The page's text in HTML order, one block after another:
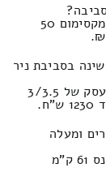
פלוס פירוק של עסק, עלותה של העברת תאגיד מקסימום 50
בסביבת ניר
יחד עם אריזה של בית עסק, מחירי הובלת בתי עסק של 3/3.5
משרד בסביבת ניר צבי 4 חדרים ומעלה
יחד עם טיפולי אריזה של משרד וכלה ב# דיסטנס 61 ק"מ